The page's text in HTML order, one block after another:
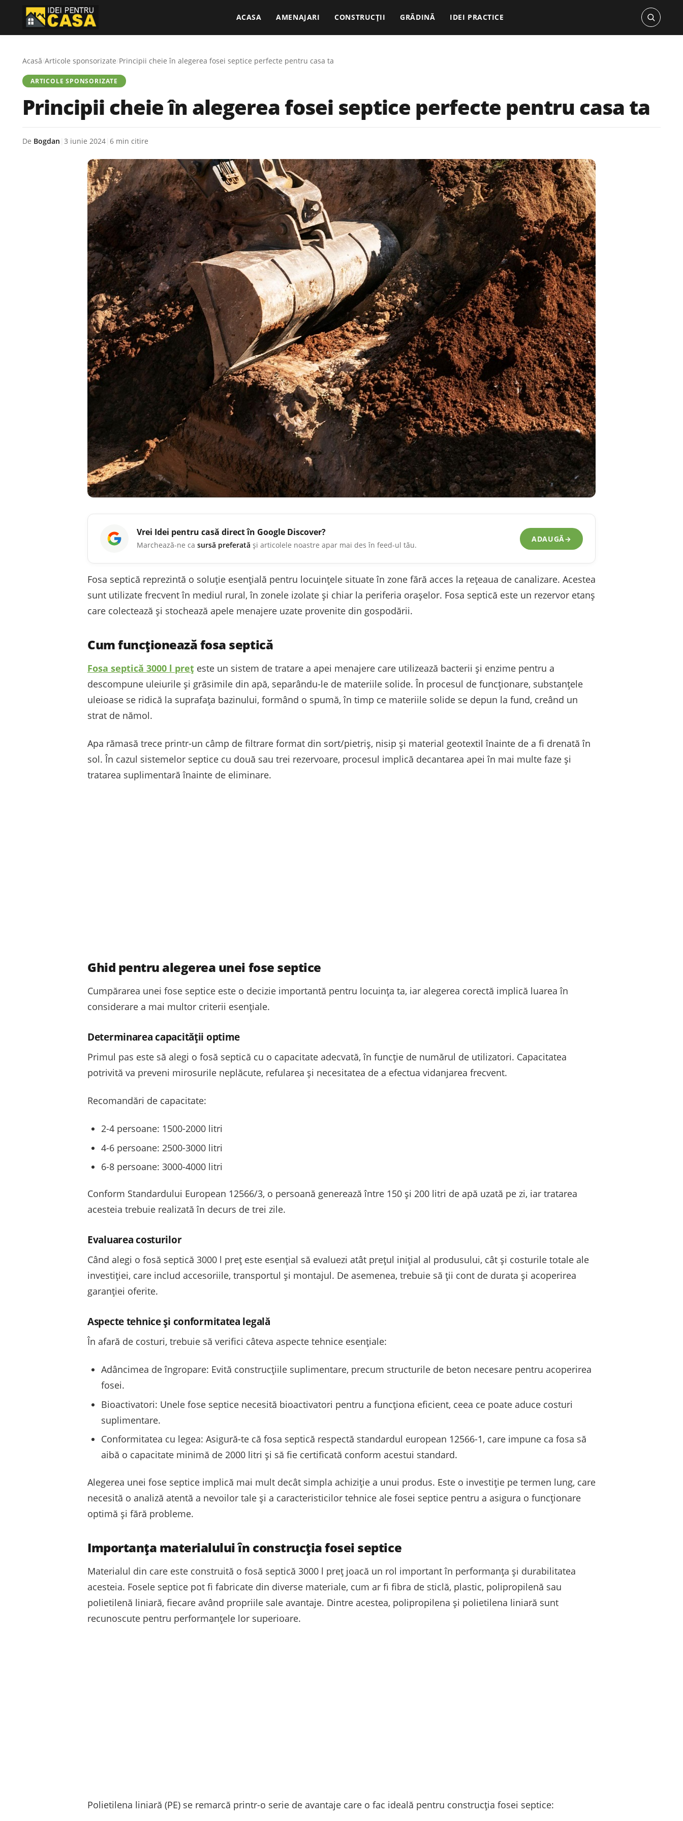
ACASA AMENAJARI CONSTRUCȚII GRĂDINĂ IDEI PRACTICE
Acasă/Articole sponsorizate/Principii cheie în alegerea fosei septice perfecte pentru casa ta
ARTICOLE SPONSORIZATE
Principii cheie în alegerea fosei septice perfecte pentru casa ta
De Bogdan 3 iunie 2024 6 min citire
Vrei Idei pentru casă direct în Google Discover?
Marchează-ne ca sursă preferată și articolele noastre apar mai des în feed-ul tău.
ADAUGĂ→
Fosa septică reprezintă o soluție esențială pentru locuințele situate în zone fără acces la rețeaua de canalizare. Acestea
sunt utilizate frecvent în mediul rural, în zonele izolate și chiar la periferia orașelor. Fosa septică este un rezervor etanș
care colectează și stochează apele menajere uzate provenite din gospodării.
Cum funcționează fosa septică
Fosa septică 3000 l preț este un sistem de tratare a apei menajere care utilizează bacterii și enzime pentru a
descompune uleiurile și grăsimile din apă, separându-le de materiile solide. În procesul de funcționare, substanțele
uleioase se ridică la suprafața bazinului, formând o spumă, în timp ce materiile solide se depun la fund, creând un
strat de nămol.
Apa rămasă trece printr-un câmp de filtrare format din sort/pietriș, nisip și material geotextil înainte de a fi drenată în
sol. În cazul sistemelor septice cu două sau trei rezervoare, procesul implică decantarea apei în mai multe faze și
tratarea suplimentară înainte de eliminare.
Ghid pentru alegerea unei fose septice
Cumpărarea unei fose septice este o decizie importantă pentru locuința ta, iar alegerea corectă implică luarea în
considerare a mai multor criterii esențiale.
Determinarea capacității optime
Primul pas este să alegi o fosă septică cu o capacitate adecvată, în funcție de numărul de utilizatori. Capacitatea
potrivită va preveni mirosurile neplăcute, refularea și necesitatea de a efectua vidanjarea frecvent.
Recomandări de capacitate:
2-4 persoane: 1500-2000 litri
4-6 persoane: 2500-3000 litri
6-8 persoane: 3000-4000 litri
Conform Standardului European 12566/3, o persoană generează între 150 și 200 litri de apă uzată pe zi, iar tratarea
acesteia trebuie realizată în decurs de trei zile.
Evaluarea costurilor
Când alegi o fosă septică 3000 l preț este esențial să evaluezi atât prețul inițial al produsului, cât și costurile totale ale
investiției, care includ accesoriile, transportul și montajul. De asemenea, trebuie să ții cont de durata și acoperirea
garanției oferite.
Aspecte tehnice și conformitatea legală
În afară de costuri, trebuie să verifici câteva aspecte tehnice esențiale:
Adâncimea de îngropare: Evită construcțiile suplimentare, precum structurile de beton necesare pentru acoperirea
fosei.
Bioactivatori: Unele fose septice necesită bioactivatori pentru a funcționa eficient, ceea ce poate aduce costuri
suplimentare.
Conformitatea cu legea: Asigură-te că fosa septică respectă standardul european 12566-1, care impune ca fosa să
aibă o capacitate minimă de 2000 litri și să fie certificată conform acestui standard.
Alegerea unei fose septice implică mai mult decât simpla achiziție a unui produs. Este o investiție pe termen lung, care
necesită o analiză atentă a nevoilor tale și a caracteristicilor tehnice ale fosei septice pentru a asigura o funcționare
optimă și fără probleme.
Importanța materialului în construcția fosei septice
Materialul din care este construită o fosă septică 3000 l preț joacă un rol important în performanța și durabilitatea
acesteia. Fosele septice pot fi fabricate din diverse materiale, cum ar fi fibra de sticlă, plastic, polipropilenă sau
polietilenă liniară, fiecare având propriile sale avantaje. Dintre acestea, polipropilena și polietilena liniară sunt
recunoscute pentru performanțele lor superioare.
Polietilena liniară (PE) se remarcă printr-o serie de avantaje care o fac ideală pentru construcția fosei septice: